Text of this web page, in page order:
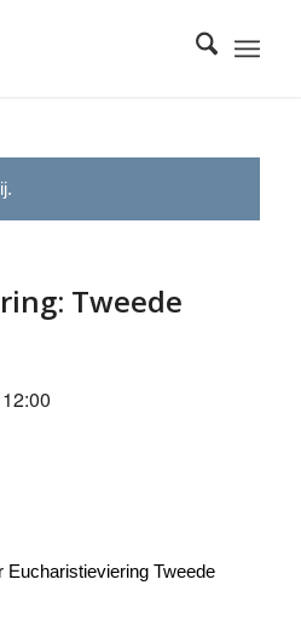
Tweede
12:00
Eucharistieviering Tweede